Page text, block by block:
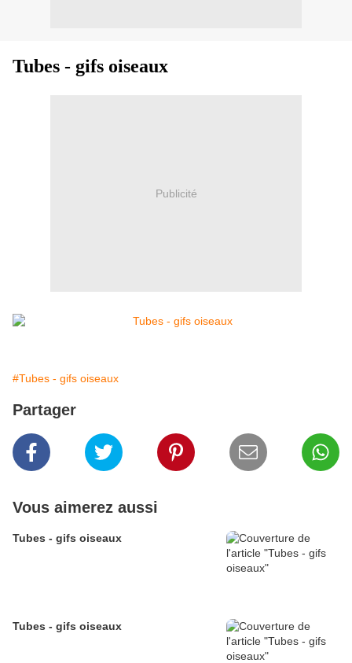
Tubes - gifs oiseaux
Publicité
#Tubes - gifs oiseaux
Partager
Vous aimerez aussi
Tubes - gifs oiseaux
Tubes - gifs oiseaux